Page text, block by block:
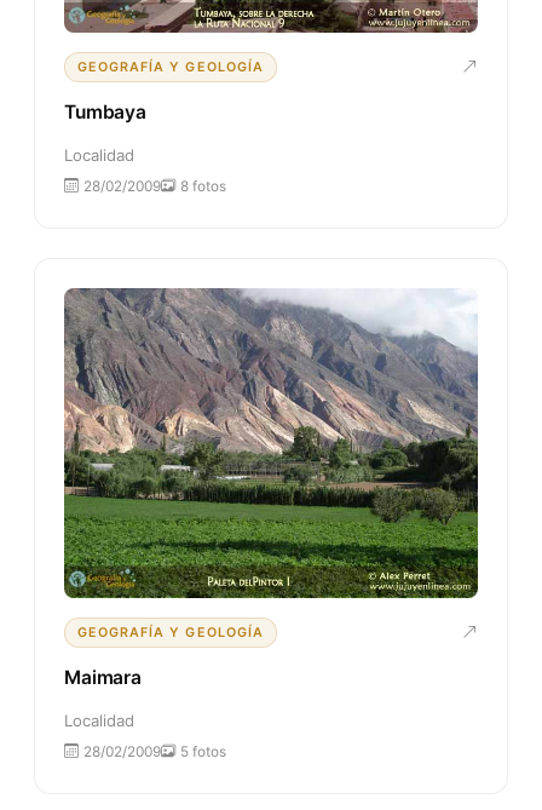
GEOGRAFÍA Y GEOLOGÍA
Tumbaya
Localidad
28/02/2009 8 fotos
GEOGRAFÍA Y GEOLOGÍA
Maimara
Localidad
28/02/2009 5 fotos